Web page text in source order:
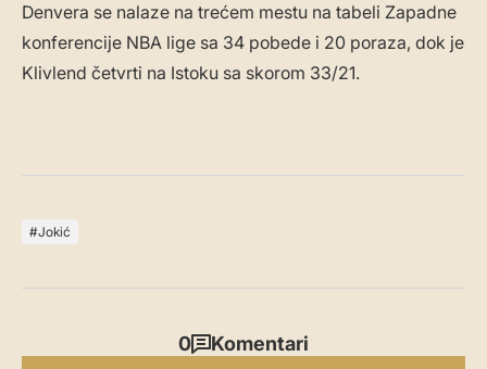
Denvera se nalaze na trećem mestu na tabeli Zapadne
konferencije NBA lige sa 34 pobede i 20 poraza, dok je
Klivlend četvrti na Istoku sa skorom 33/21.
Jokić
0 Komentari